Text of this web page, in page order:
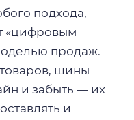
подхода,
«цифровым
продаж.
шины
и забыть — их
и